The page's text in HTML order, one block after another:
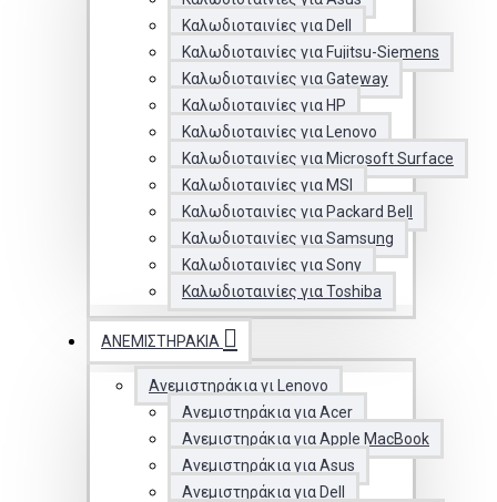
Καλωδιοταινίες για Dell
Καλωδιοταινίες για Fujitsu-Siemens
Καλωδιοταινίες για Gateway
Καλωδιοταινίες για HP
Καλωδιοταινίες για Lenovo
Καλωδιοταινίες για Microsoft Surface
Καλωδιοταινίες για MSI
Καλωδιοταινίες για Packard Bell
Καλωδιοταινίες για Samsung
Καλωδιοταινίες για Sony
Καλωδιοταινίες για Toshiba
ΑΝΕΜΙΣΤΗΡΆΚΙΑ
Ανεμιστηράκια γι Lenovo
Ανεμιστηράκια για Acer
Ανεμιστηράκια για Apple MacBook
Ανεμιστηράκια για Asus
Ανεμιστηράκια για Dell